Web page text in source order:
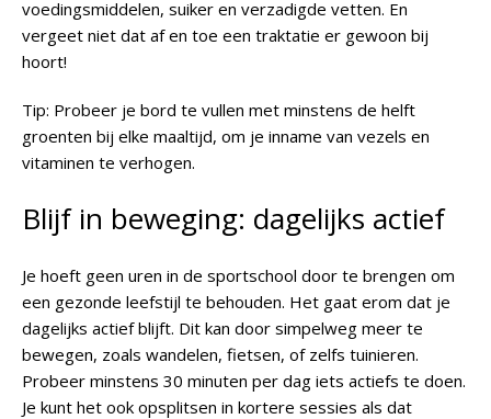
voedingsmiddelen, suiker en verzadigde vetten. En
vergeet niet dat af en toe een traktatie er gewoon bij
hoort!
Tip: Probeer je bord te vullen met minstens de helft
groenten bij elke maaltijd, om je inname van vezels en
vitaminen te verhogen.
Blijf in beweging: dagelijks actief
Je hoeft geen uren in de sportschool door te brengen om
een gezonde leefstijl te behouden. Het gaat erom dat je
dagelijks actief blijft. Dit kan door simpelweg meer te
bewegen, zoals wandelen, fietsen, of zelfs tuinieren.
Probeer minstens 30 minuten per dag iets actiefs te doen.
Je kunt het ook opsplitsen in kortere sessies als dat